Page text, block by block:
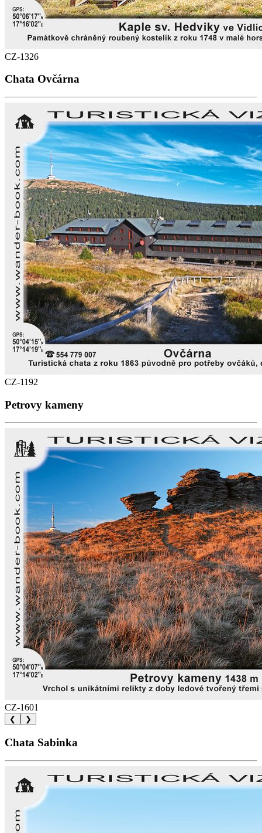
CZ-1326
Chata Ovčárna
CZ-1192
Petrovy kameny
CZ-1601
❮ ❯
Chata Sabinka